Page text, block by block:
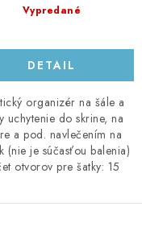
Vypredané
DETAIL
organizér na šále a
uchytenie do skrine, na
a pod. navlečením na
(nie je súčasťou balenia)
otvorov pre šatky: 15